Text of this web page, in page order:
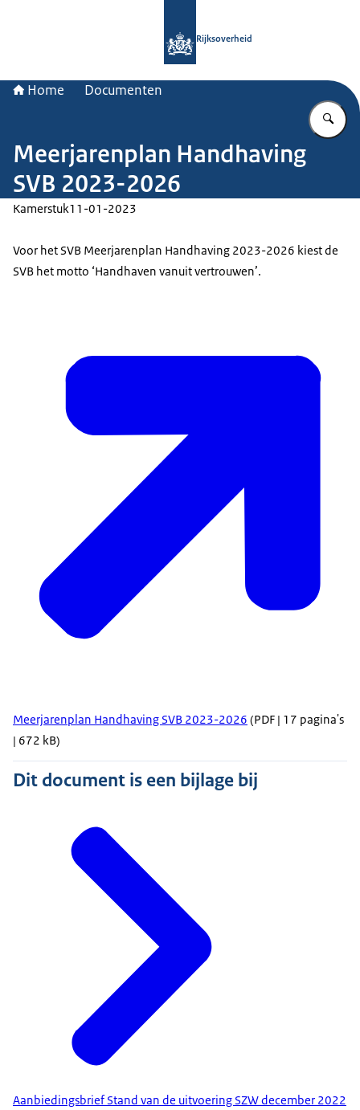
Rijksoverheid
Home Documenten
Meerjarenplan Handhaving
SVB 2023-2026
Kamerstuk11-01-2023
Voor het SVB Meerjarenplan Handhaving 2023-2026 kiest de
SVB het motto ‘Handhaven vanuit vertrouwen’.
Meerjarenplan Handhaving SVB 2023-2026 (PDF | 17 pagina's
| 672 kB)
Dit document is een bijlage bij
Aanbiedingsbrief Stand van de uitvoering SZW december 2022